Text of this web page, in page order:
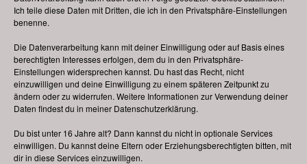
Ich teile diese Daten mit Dritten, die ich in den Privatsphäre-Einstellungen
benenne.
Die Datenverarbeitung kann mit deiner Einwilligung oder auf Basis eines
berechtigten Interesses erfolgen, dem du in den Privatsphäre-
Einstellungen widersprechen kannst. Du hast das Recht, nicht
einzuwilligen und deine Einwilligung zu einem späteren Zeitpunkt zu
ändern oder zu widerrufen. Weitere Informationen zur Verwendung deiner
Daten findest du in meiner Datenschutzerklärung.
Du bist unter 16 Jahre alt? Dann kannst du nicht in optionale Services
einwilligen. Du kannst deine Eltern oder Erziehungsberechtigten bitten, mit
dir in diese Services einzuwilligen.
Hervorgehoben 18. September 2026 -22. September 2026
Stunikenmarkt, Hamm
Kalender anzeigen
ARCHIV